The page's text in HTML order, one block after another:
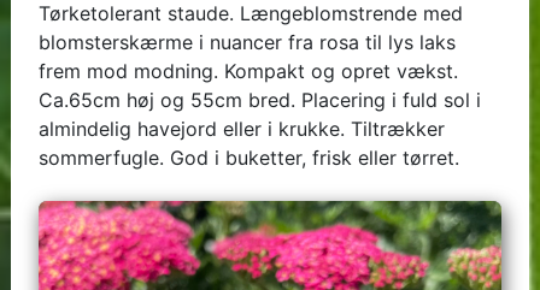
Tørketolerant staude. Længeblomstrende med
blomsterskærme i nuancer fra rosa til lys laks
frem mod modning. Kompakt og opret vækst.
Ca.65cm høj og 55cm bred. Placering i fuld sol i
almindelig havejord eller i krukke. Tiltrækker
sommerfugle. God i buketter, frisk eller tørret.